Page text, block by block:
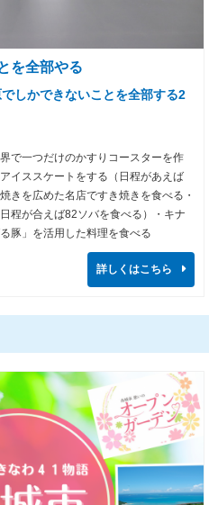
を全部やる
しかできないことを全部する2
で一つだけのかすりコースターを作
イススケートをする（日程があえば
きを広めた名店ですき焼きを食べる・
程が合えば82ソバを食べる）・キナ
豚」を活用した料理を食べる
詳しくはこちら